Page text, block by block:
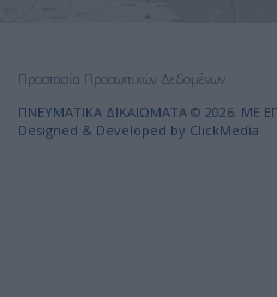
Προστασία Προσωπικών Δεδομένων
ΠΝΕΥΜΑΤΙΚΑ ΔΙΚΑΙΩΜΑΤA © 2026. ΜΕ
Designed & Developed by ClickMedia